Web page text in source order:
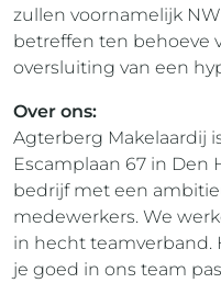
zullen voornamelijk
betreffen ten behoeve
oversluiting van een
Over ons:
Agterberg Makelaardij
Escamplaan 67 in Den
bedrijf met een
medewerkers. We
in hecht teamverband.
je goed in ons team